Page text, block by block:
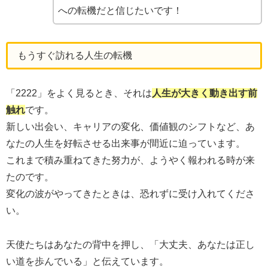
への転機だと信じたいです！
もうすぐ訪れる人生の転機
「2222」をよく見るとき、それは 人生が大きく動き出す前
触れです。
新しい出会い、キャリアの変化、価値観のシフトなど、あ
なたの人生を好転させる出来事が間近に迫っています。
これまで積み重ねてきた努力が、ようやく報われる時が来
たのです。
変化の波がやってきたときは、恐れずに受け入れてくださ
い。
天使たちはあなたの背中を押し、「大丈夫、あなたは正し
い道を歩んでいる」と伝えています。